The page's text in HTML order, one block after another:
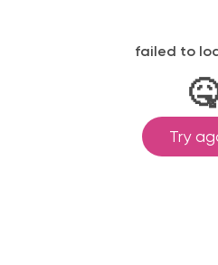
обучения принимаются